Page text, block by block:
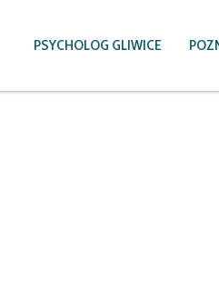
PSYCHOLOG GLIWICE